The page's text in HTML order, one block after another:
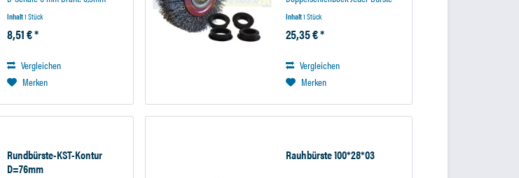
Inhalt1 Stück
8,51 € *
Vergleichen
Merken
liegt ein Sortiment
Bohrungsreduzieradapter bei·
Basisdurchmesser 20mm
16mm oder auf 13mm...
Inhalt1 Stück
25,35 € *
Vergleichen
Merken
Rundbürste-KST-Kontur
D=76mm
Rauhbürste 100*28*03